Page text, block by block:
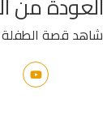
شاهد قصة الطفلة